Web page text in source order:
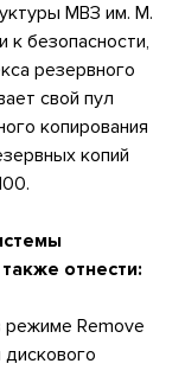
МВЗ им. М.
к безопасности,
резервного
свой пул
копирования
копий
отнести:
режиме Remove